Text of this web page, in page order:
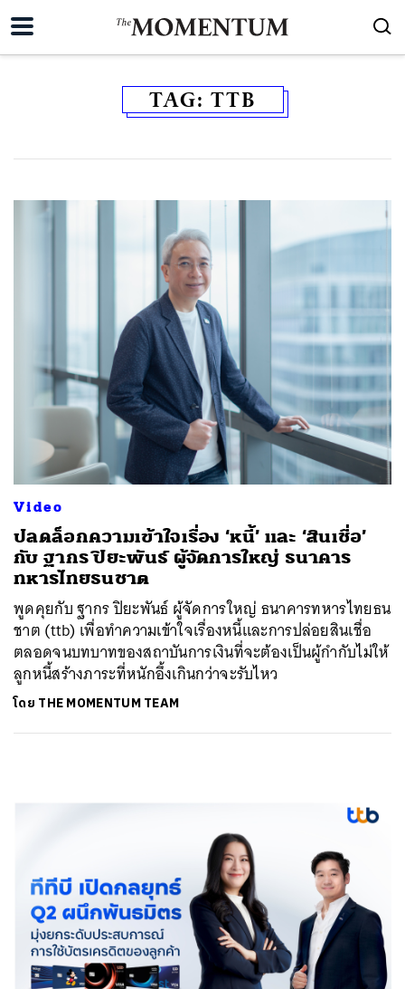
TAG: TTB
Video
ปลดล็อกความเข้าใจเรื่อง ‘หนี้’ และ ‘สินเชื่อ’
กับ ฐากร ปิยะพันธ์ ผู้จัดการใหญ่ ธนาคาร
ทหารไทยธนชาต
พูดคุยกับ ฐากร ปิยะพันธ์ ผู้จัดการใหญ่ ธนาคารทหารไทยธน
ชาต (ttb) เพื่อทำความเข้าใจเรื่องหนี้และการปล่อยสินเชื่อ
ตลอดจนบทบาทของสถาบันการเงินที่จะต้องเป็นผู้กำกับไม่ให้
ลูกหนี้สร้างภาระที่หนักอึ้งเกินกว่าจะรับไหว
โดย THE MOMENTUM TEAM